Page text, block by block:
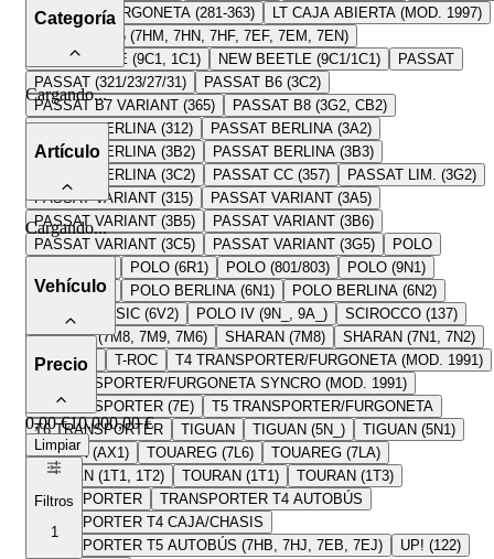
LT 28-35 I FURGONETA (281-363)
LT CAJA ABIERTA (MOD. 1997)
MULTIVAN T5 (7HM, 7HN, 7HF, 7EF, 7EM, 7EN)
NEW BEETLE (9C1, 1C1)
NEW BEETLE (9C1/1C1)
PASSAT
PASSAT (321/23/27/31)
PASSAT B6 (3C2)
PASSAT B7 VARIANT (365)
PASSAT B8 (3G2, CB2)
PASSAT BERLINA (312)
PASSAT BERLINA (3A2)
PASSAT BERLINA (3B2)
PASSAT BERLINA (3B3)
PASSAT BERLINA (3C2)
PASSAT CC (357)
PASSAT LIM. (3G2)
PASSAT VARIANT (315)
PASSAT VARIANT (3A5)
PASSAT VARIANT (3B5)
PASSAT VARIANT (3B6)
PASSAT VARIANT (3C5)
PASSAT VARIANT (3G5)
POLO
POLO (6R1) POLO (801/803)
POLO (9N1)
POLO (9N3)
POLO BERLINA (6N1)
POLO BERLINA (6N2)
POLO CLASSIC (6V2)
POLO IV (9N_, 9A_)
SCIROCCO (137)
SHARAN (7M8, 7M9, 7M6)
SHARAN (7M8)
SHARAN (7N1, 7N2)
T-CROSS
T-ROC
T4 TRANSPORTER/FURGONETA (MOD. 1991)
T4 TRANSPORTER/FURGONETA SYNCRO (MOD. 1991)
T5 TRANSPORTER (7E)
T5 TRANSPORTER/FURGONETA
T6 TRANSPORTER
TIGUAN TIGUAN (5N_)
TIGUAN (5N1)
TIGUAN (AX1)
TOUAREG (7L6)
TOUAREG (7LA)
TOURAN (1T1, 1T2)
TOURAN (1T1)
TOURAN (1T3)
TRANSPORTER
TRANSPORTER T4 AUTOBÚS
TRANSPORTER T4 CAJA/CHASIS
TRANSPORTER T5 AUTOBÚS (7HB, 7HJ, 7EB, 7EJ)
UP! (122)
Categoría
Cargando...
Artículo
Cargando...
Vehículo
Precio
0,00 €10.000,00 €
Limpiar
Filtros
1